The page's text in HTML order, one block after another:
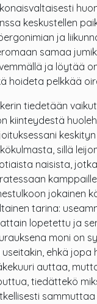
keskustellen
ja
samaa
ja löytää
hoideta pelkkää
tiedetään
kiinteydestä
sillä
naisista,
jokainen
tarina:
lopetettu ja
moni on
ehkä jopa
auttaa,
tiedättekö